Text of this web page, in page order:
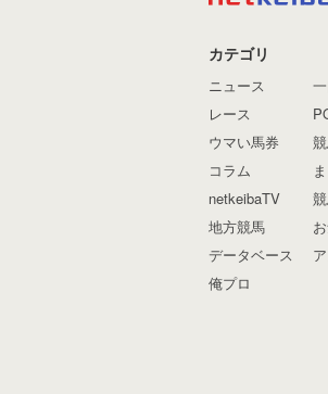
カテゴリ
ニュース
レース
ウマい馬券
コラム
netkeibaTV
地方競馬
データベース
俺プロ